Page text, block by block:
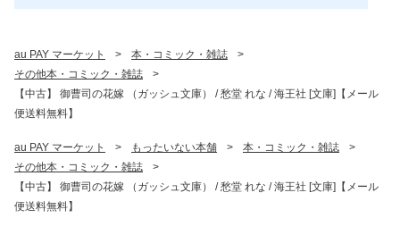
au PAY マーケット > 本・コミック・雑誌
>
その他本・コミック・雑誌
>
【中古】 御曹司の花嫁 （ガッシュ文庫） / 愁堂 れな / 海王社 [文庫]【メール
便送料無料】
au PAY マーケット > もったいない本舗 > 本・コミック・雑誌
>
その他本・コミック・雑誌
>
【中古】 御曹司の花嫁 （ガッシュ文庫） / 愁堂 れな / 海王社 [文庫]【メール
便送料無料】